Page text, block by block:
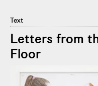
Text
Letters from
Floor